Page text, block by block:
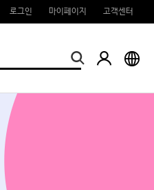
로그인 마이페이지 고객센터